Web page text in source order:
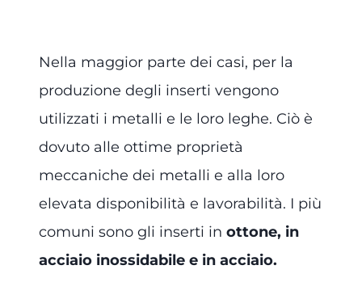
Nella maggior parte dei casi, per la
produzione degli inserti vengono
utilizzati i metalli e le loro leghe. Ciò è
dovuto alle ottime proprietà
meccaniche dei metalli e alla loro
elevata disponibilità e lavorabilità. I più
comuni sono gli inserti in ottone, in
acciaio inossidabile e in acciaio.